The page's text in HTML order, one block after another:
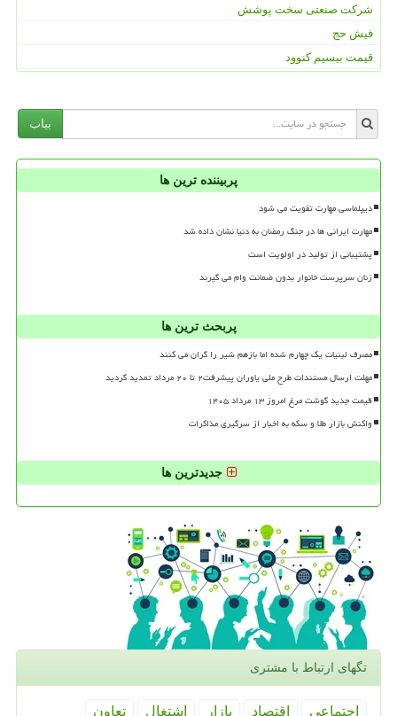
شرکت صنعتی سخت پوشش
فیش حج
قیمت بیسیم کنوود
بیاب
پربیننده ترین ها
دیپلماسی مهارت تقویت می شود
مهارت ایرانی ها در جنگ رمضان به دنیا نشان داده شد
پشتیبانی از تولید در اولویت است
زنان سرپرست خانوار بدون ضمانت وام می گیرند
پربحث ترین ها
مصرف لبنیات یک چهارم شده اما بازهم شیر را گران می کنند
مهلت ارسال مستندات طرح ملی یاوران پیشرفت۲ تا ۲۰ مرداد تمدید گردید
قیمت جدید گوشت مرغ امروز ۱۳ مرداد ۱۴۰۵
واکنش بازار طلا و سکه به اخبار از سرگیری مذاکرات
جدیدترین ها
تگهای ارتباط با مشتری
اجتماعی اقتصاد بازار اشتغال تعاون